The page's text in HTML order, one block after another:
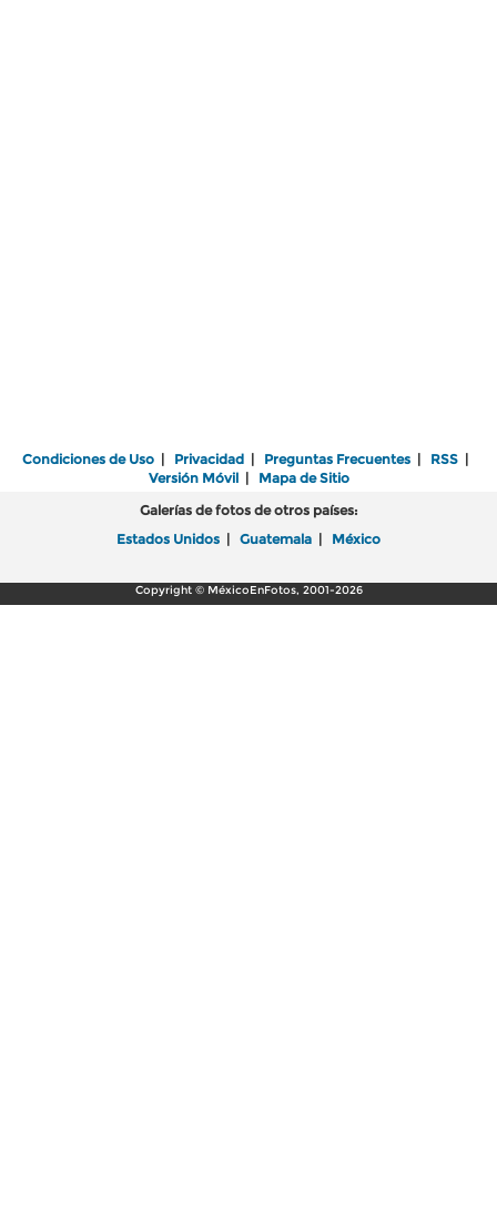
Condiciones de Uso | Privacidad | Preguntas Frecuentes | RSS |
Versión Móvil| Mapa de Sitio
Galerías de fotos de otros países:
Estados Unidos | Guatemala | México
Copyright © MéxicoEnFotos, 2001-2026